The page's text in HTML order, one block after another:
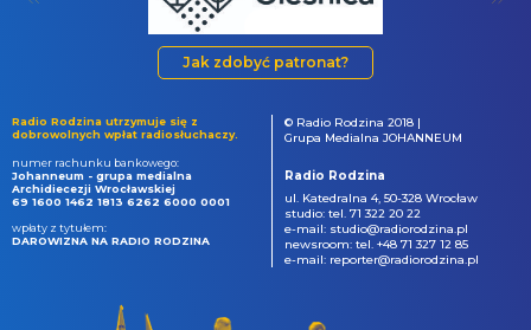
Jak zdobyć patronat?
Radio Rodzina utrzymuje się z
dobrowolnych wpłat radiosłuchaczy.
numer rachunku bankowego:
Johanneum - grupa medialna
Archidiecezji Wrocławskiej
69 1600 1462 1813 6262 6000 0001
wpłaty z tytułem:
DAROWIZNA NA RADIO RODZINA
© Radio Rodzina 2018 |
Grupa Medialna JOHANNEUM
Radio Rodzina
ul. Katedralna 4, 50-328 Wrocław
studio: tel. 71 322 20 22
e-mail: studio@radiorodzina.pl
newsroom: tel. +48 71 327 12 85
e-mail: reporter@radiorodzina.pl